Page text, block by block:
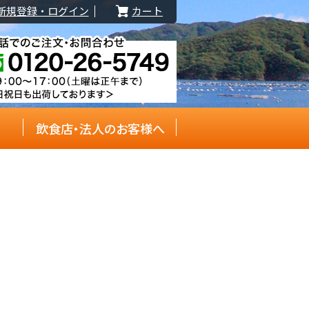
規登録・ログイン カート
飲食店・法人のお客様へ